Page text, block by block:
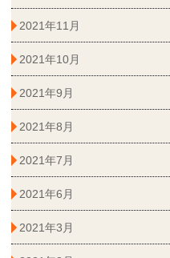
2021年11月
2021年10月
2021年9月
2021年8月
2021年7月
2021年6月
2021年3月